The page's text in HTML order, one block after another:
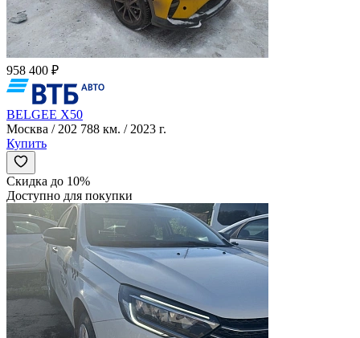
958 400 ₽
BELGEE X50
Москва / 202 788 км. / 2023 г.
Купить
Скидка до 10%
Доступно для покупки